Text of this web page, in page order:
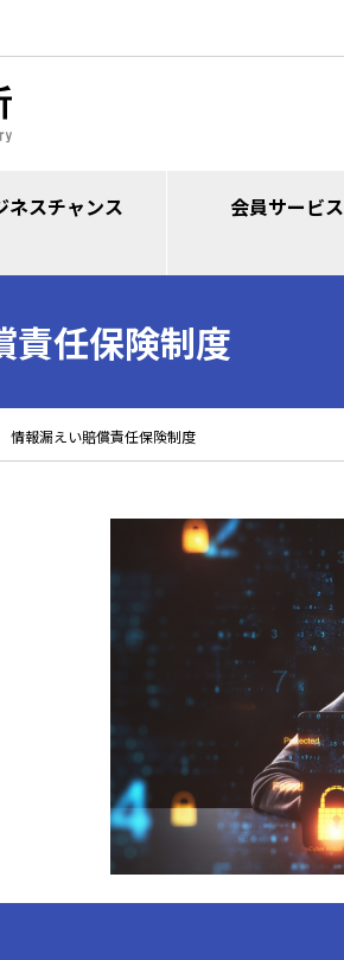
ネスチャンス 会員サービス
責任保険制度
情報漏えい賠償責任保険制度